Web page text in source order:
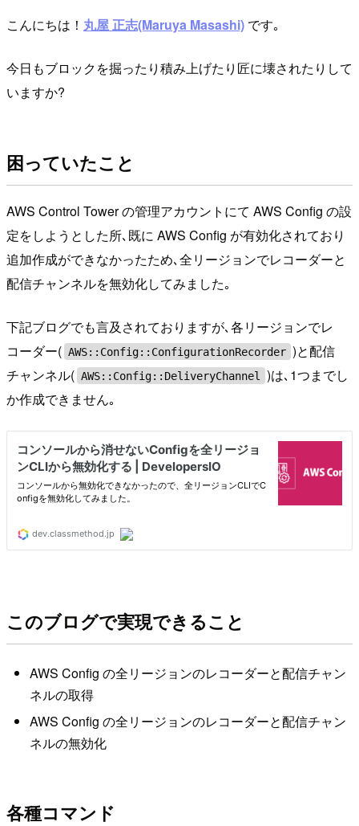
こんにちは！ 丸屋 正志(Maruya Masashi) です｡
今日もブロックを掘ったり積み上げたり匠に壊されたりして
いますか?
困っていたこと
AWS Control Tower の管理アカウントにて AWS Config の設
定をしようとした所､既に AWS Config が有効化されており
追加作成ができなかったため､全リージョンでレコーダーと
配信チャンネルを無効化してみました｡
下記ブログでも言及されておりますが､各リージョンでレ
コーダー( AWS::Config::ConfigurationRecorder )と配信
チャンネル( AWS::Config::DeliveryChannel
)は､1つまでし
か作成できません｡
このブログで実現できること
AWS Config の全リージョンのレコーダーと配信チャン
ネルの取得
AWS Config の全リージョンのレコーダーと配信チャン
ネルの無効化
各種コマンド